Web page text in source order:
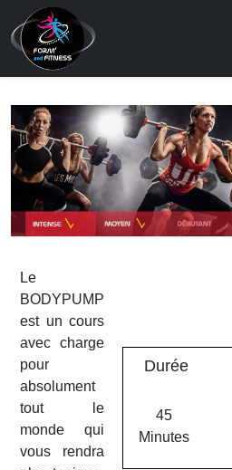
Le
BODYPUMP
est un cours
avec charge
pour
absolument
tout le
monde qui
vous rendra
Durée
45
Minutes